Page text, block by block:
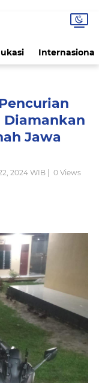
Internasional
Diamankan
Jawa
2024 WIB | 0Views